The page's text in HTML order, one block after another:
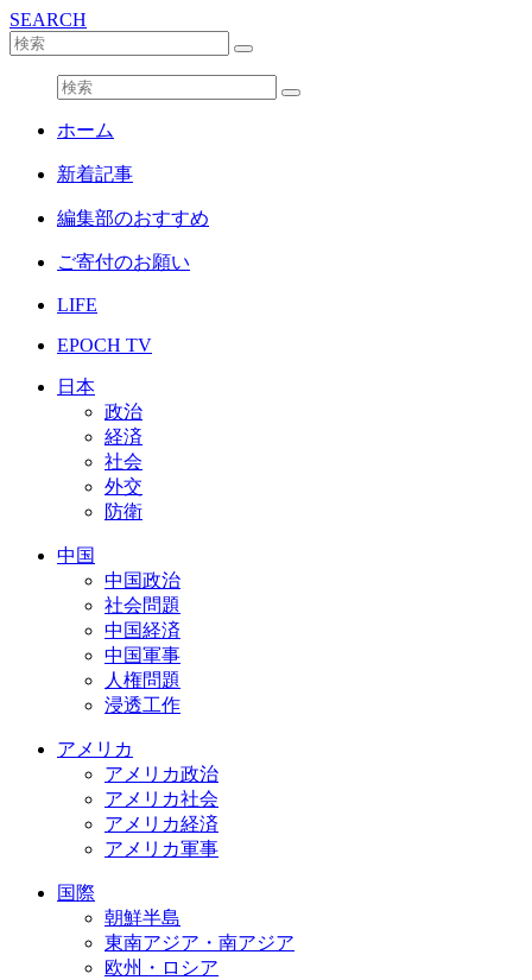
SEARCH
ホーム
新着記事
編集部のおすすめ
ご寄付のお願い
LIFE
EPOCH TV
日本
政治
経済
社会
外交
防衛
中国
中国政治
社会問題
中国経済
中国軍事
人権問題
浸透工作
アメリカ
アメリカ政治
アメリカ社会
アメリカ経済
アメリカ軍事
国際
朝鮮半島
東南アジア・南アジア
欧州・ロシア